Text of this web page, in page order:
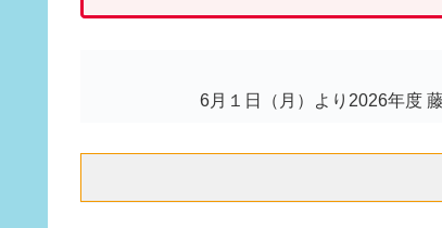
6月１日（月）より2026年度